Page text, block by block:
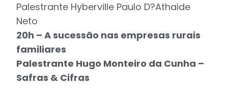
Palestrante Hyberville Paulo D?Athaide
Neto
20h – A sucessão nas empresas rurais
familiares
Palestrante Hugo Monteiro da Cunha –
Safras & Cifras